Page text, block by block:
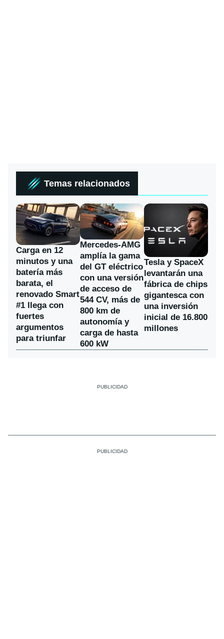
Temas relacionados
Carga en 12
minutos y una
batería más
barata, el
renovado Smart
#1 llega con
fuertes
argumentos
para triunfar
Mercedes-AMG
amplía la gama
del GT eléctrico
con una versión
de acceso de
544 CV, más de
800 km de
autonomía y
carga de hasta
600 kW
Tesla y SpaceX
levantarán una
fábrica de chips
gigantesca con
una inversión
inicial de 16.800
millones